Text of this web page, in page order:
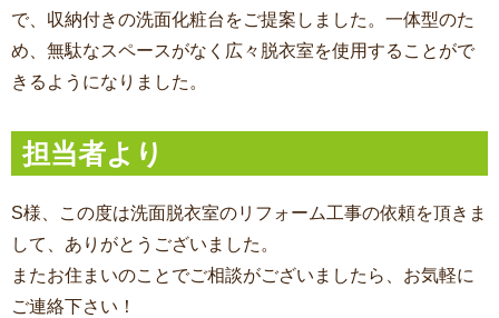
で、収納付きの洗面化粧台をご提案しました。一体型のた
め、無駄なスペースがなく広々脱衣室を使用することがで
きるようになりました。
担当者より
S様、この度は洗面脱衣室のリフォーム工事の依頼を頂きま
して、ありがとうございました。
またお住まいのことでご相談がございましたら、お気軽に
ご連絡下さい！